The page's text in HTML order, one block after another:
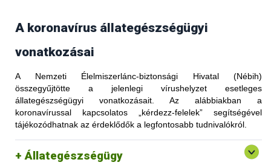
A koronavírus állategészségügyi
vonatkozásai
A Nemzeti Élelmiszerlánc-biztonsági Hivatal (Nébih)
összegyűjtötte a jelenlegi vírushelyzet esetleges
állategészségügyi vonatkozásait. Az alábbiakban a
koronavírussal kapcsolatos „kérdezz-felelek” segítségével
tájékozódhatnak az érdeklődők a legfontosabb tudnivalókról.
Állategészségügy